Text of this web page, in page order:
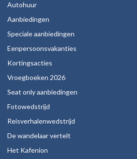
Autohuur
Aanbiedingen
Speciale aanbiedingen
Eenpersoonsvakanties
Kortingsacties
Vroegboeken 2026
Seat only aanbiedingen
Fotowedstrijd
Reisverhalenwedstrijd
De wandelaar vertelt
Het Kafenion